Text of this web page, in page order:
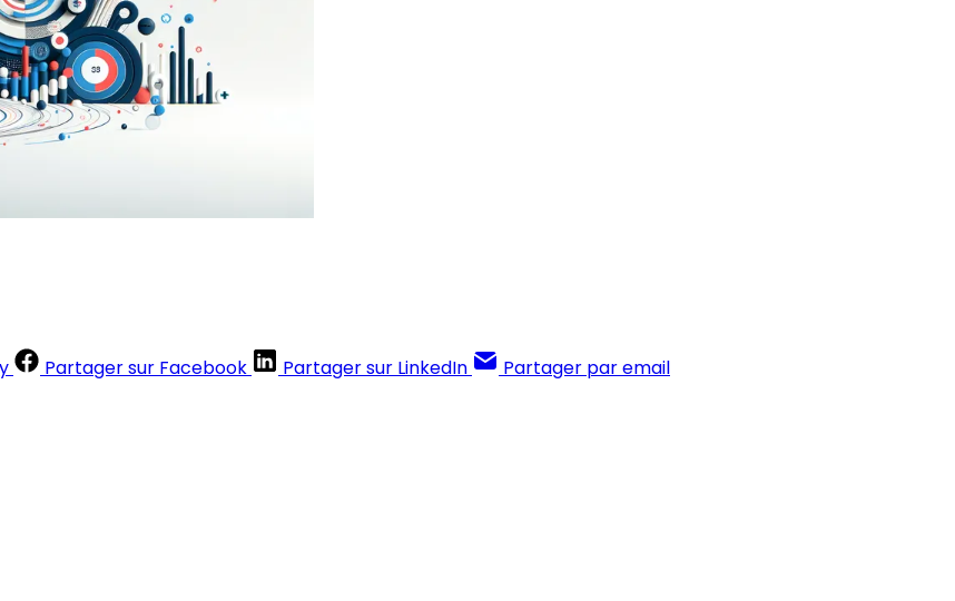
Partager sur Facebook Partager sur LinkedIn Partager par email